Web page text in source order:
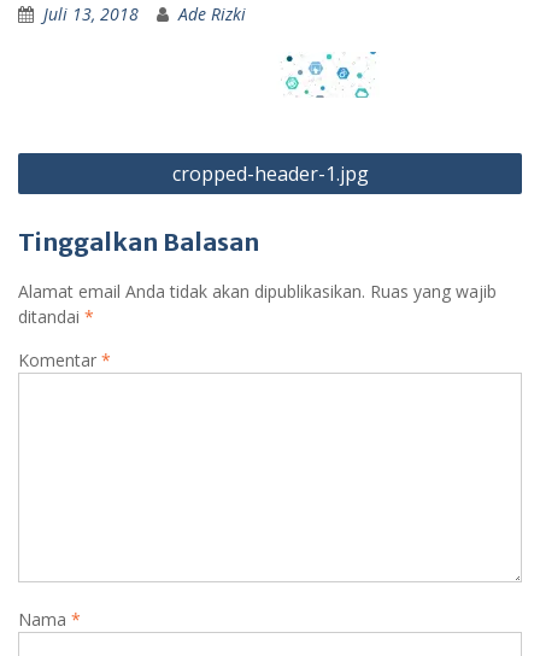
Juli 13, 2018 Ade Rizki
Navigasi
pos
cropped-header-1.jpg
Tinggalkan Balasan
Alamat email Anda tidak akan dipublikasikan. Ruas yang wajib
ditandai *
Komentar *
Nama *